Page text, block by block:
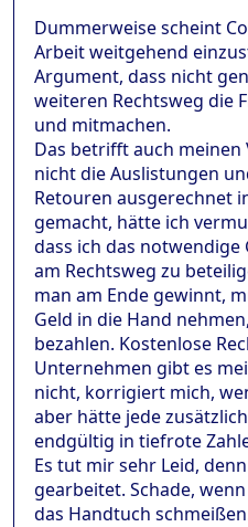
Dummerweise scheint
Arbeit weitgehend
Argument, dass nicht
weiteren Rechtsweg die
und mitmachen.
Das betrifft auch meinen
nicht die Auslistungen
Retouren ausgerechnet
gemacht, hätte ich
dass ich das notwendige
am Rechtsweg zu
man am Ende gewinnt,
Geld in die Hand
bezahlen. Kostenlose
Unternehmen gibt es
nicht, korrigiert mich,
aber hätte jede
endgültig in tiefrote
Es tut mir sehr Leid,
gearbeitet. Schade,
das Handtuch